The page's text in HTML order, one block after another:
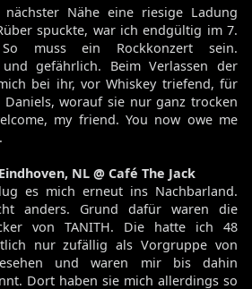
Nähe eine riesige Ladung
spuckte, war ich endgültig im 7.
So muss ein Rockkonzert sein.
gefährlich. Beim Verlassen der
bei ihr, vor Whiskey triefend, für
worauf sie nur ganz trocken
my friend. You now owe me
NL @ Café The Jack
es mich erneut ins Nachbarland.
anders. Grund dafür waren die
von TANITH. Die hatte ich 48
nur zufällig als Vorgruppe von
und waren mir bis dahin
Dort haben sie mich allerdings so